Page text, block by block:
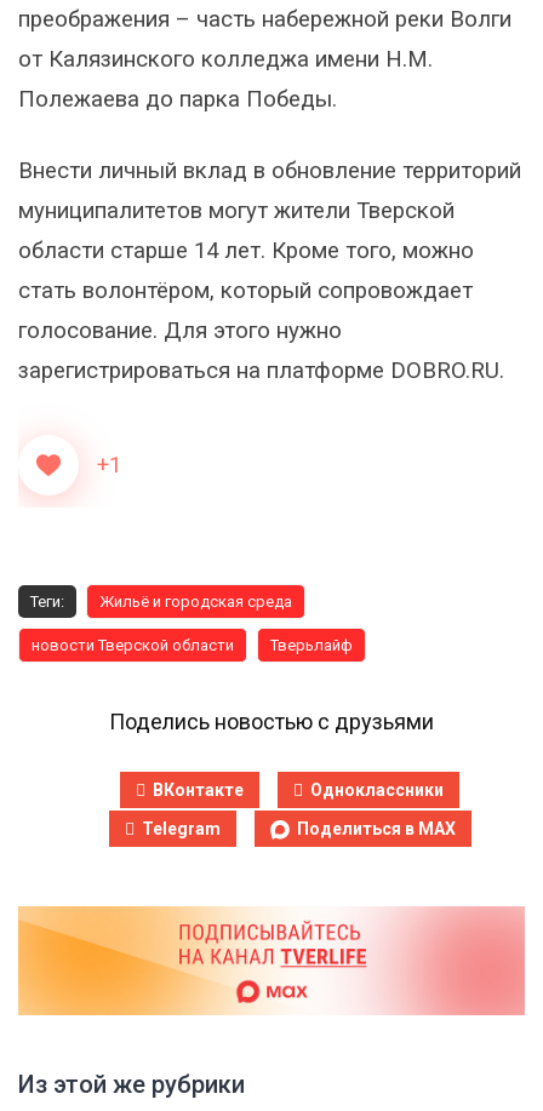
преображения – часть набережной реки Волги
от Калязинского колледжа имени Н.М.
Полежаева до парка Победы.
Внести личный вклад в обновление территорий
муниципалитетов могут жители Тверской
области старше 14 лет. Кроме того, можно
стать волонтёром, который сопровождает
голосование. Для этого нужно
зарегистрироваться на платформе DOBRO.RU.
+1
Теги: Жильё и городская среда
новости Тверской области Тверьлайф
Поделись новостью с друзьями
ВКонтакте
Одноклассники
Telegram
Поделиться в MAX
Из этой же рубрики